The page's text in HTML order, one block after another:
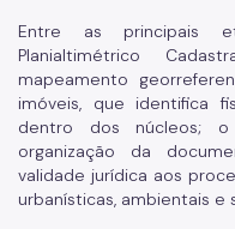
Entre as principais
Planialtimétrico
mapeamento
imóveis, que identifica
dentro dos núcleos; o
organização da
validade jurídica aos
urbanísticas, ambientais e